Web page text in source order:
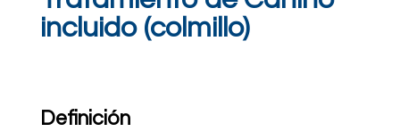
incluido (colmillo)
Definición